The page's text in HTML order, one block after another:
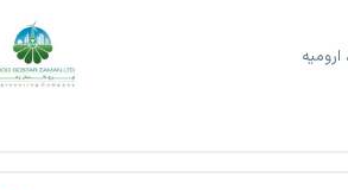
ارومیه